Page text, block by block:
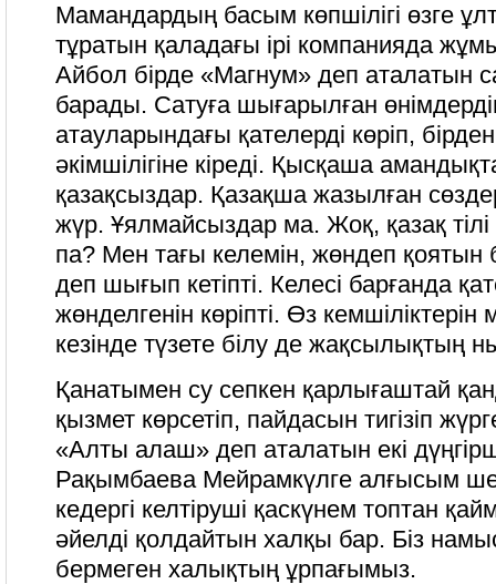
Мамандардың басым көпшілігі өзге
тұратын қаладағы ірі компанияда
Айбол бірде «Магнум» деп аталатын
барады. Сатуға шығарылған
атауларындағы қателерді көріп,
әкімшілігіне кіреді. Қысқаша
қазақсыздар. Қазақша жазылған
жүр. Ұялмайсыздар ма. Жоқ, қазақ
па? Мен тағы келемін, жөндеп
деп шығып кетіпті. Келесі барғанда
жөнделгенін көріпті. Өз
кезінде түзете білу де жақсылықтың
Қанатымен су сепкен қарлығаштай
қызмет көрсетіп, пайдасын тигізіп
«Алты алаш» деп аталатын екі
Рақымбаева Мейрамкүлге алғысым
кедергі келтіруші қаскүнем топтан
әйелді қолдайтын халқы бар. Біз
бермеген халықтың ұрпағымыз.